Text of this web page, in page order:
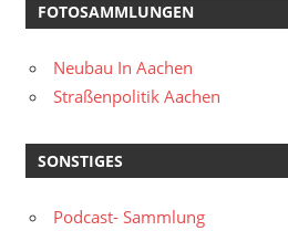
FOTOSAMMLUNGEN
Neubau In Aachen
Straßenpolitik Aachen
SONSTIGES
Podcast- Sammlung